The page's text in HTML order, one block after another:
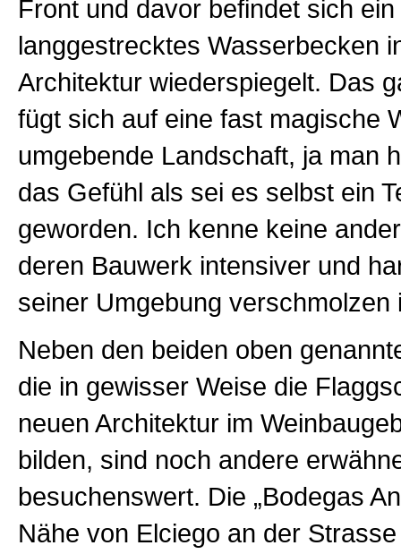
Front und davor befindet sich ein
langgestrecktes Wasserbecken
Architektur wiederspiegelt. Das
fügt sich auf eine fast magische
umgebende Landschaft, ja man
das Gefühl als sei es selbst ein
geworden. Ich kenne keine
deren Bauwerk intensiver und
seiner Umgebung verschmolzen
Neben den beiden oben
die in gewisser Weise die
neuen Architektur im
bilden, sind noch andere
besuchenswert. Die „Bodegas
Nähe von Elciego an der